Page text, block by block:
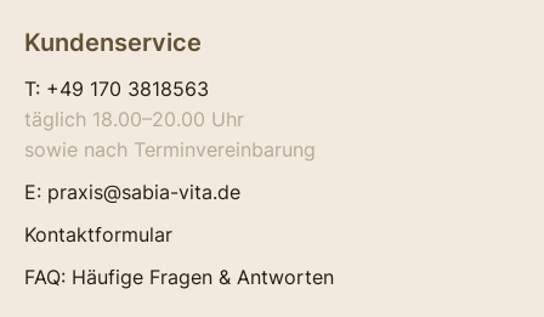
Kundenservice
T: +49 170 3818563
täglich 18.00–20.00 Uhr
sowie nach Terminvereinbarung
E: praxis@sabia-vita.de
Kontaktformular
FAQ: Häufige Fragen & Antworten